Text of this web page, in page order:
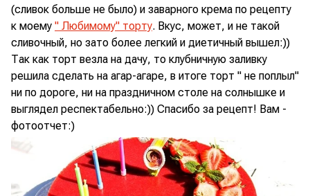
(сливок больше не было) и заварного крема по рецепту
к моему " Любимому" торту. Вкус, может, и не такой
сливочный, но зато более легкий и диетичный вышел:))
Так как торт везла на дачу, то клубничную заливку
решила сделать на агар-агаре, в итоге торт " не поплыл"
ни по дороге, ни на праздничном столе на солнышке и
выглядел респектабельно:)) Спасибо за рецепт! Вам -
фотоотчет:)